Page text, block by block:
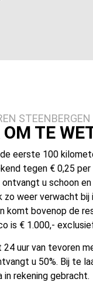
STEENBERGEN
TE
eerste 100
tegen € 0,25
u schoon
weer verwacht bij
komt bovenop de
is € 1.000,-
uur van tevoren
u 50%. Bij te
rekening gebracht.